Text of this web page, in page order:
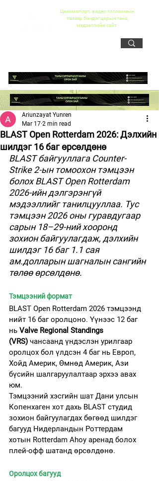
Цахим спорт, видео тоглоомын
талаар бичдэг цорын ганц
мэдээллийн сайт
BLAST Open Rotterdam 2026: Дэлхийн
шилдэг 16 баг өрсөлдөнө
Ariunzayat Yunren
Mar 17 2 min read
BLAST байгууллага Counter-
Strike 2-ын томоохон тэмцээн
болох BLAST Open Rotterdam
2026-ийн дэлгэрэнгүй
мэдээллийг танилцууллаа. Тус
тэмцээн 2026 оны гуравдугаар
сарын 18–29-ний хооронд
зохион байгуулагдаж, дэлхийн
шилдэг 16 баг 1.1 сая
ам.долларын шагналын сангийн
төлөө өрсөлдөнө.
Тэмцээний формат
BLAST Open Rotterdam 2026 тэмцээнд
нийт 16 баг оролцоно. Үүнээс 12 баг
нь Valve Regional Standings
(VRS) чансаанд үндэслэн урилгаар
оролцох бол үлдсэн 4 баг нь Европ,
Хойд Америк, Өмнөд Америк, Ази
бүсийн шалгаруулалтаар эрхээ авах
юм.
Тэмцээний хэсгийн шат Дани улсын
Копенхаген хот дахь BLAST студид
зохион байгуулагдах бөгөөд шилдэг
багууд Нидерландын Роттердам
хотын Rotterdam Ahoy аренад болох
плей-офф шатанд өрсөлдөнө.
Оролцох багууд